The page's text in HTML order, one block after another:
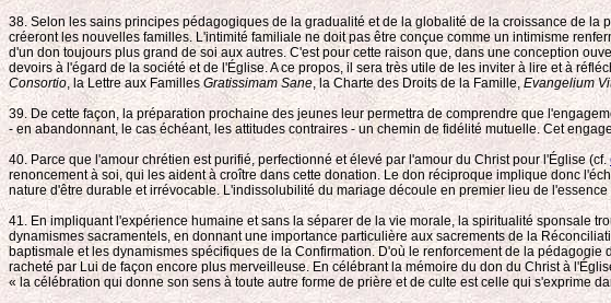
38. Selon les sains principes pédagogiques de la gradualité et de la globalité de la croissance de
créeront les nouvelles familles. L'intimité familiale ne doit pas être conçue comme un intimisme
d'un don toujours plus grand de soi aux autres. C'est pour cette raison que, dans une conception
devoirs à l'égard de la société et de l'Église. A ce propos, il sera très utile de les inviter à lire et à
Consortio, la Lettre aux FamillesGratissimam Sane, la Charte des Droits de la Famille, Evangelium
39. De cette façon, la préparation prochaine des jeunes leur permettra de comprendre que
- en abandonnant, le cas échéant, les attitudes contraires - un chemin de fidélité mutuelle. Cet
40. Parce que l'amour chrétien est purifié, perfectionné et élevé par l'amour du Christ pour l'Église (cf.
renoncement à soi, qui les aident à croître dans cette donation. Le don réciproque implique donc
nature d'être durable et irrévocable. L'indissolubilité du mariage découle en premier lieu de
41. En impliquant l'expérience humaine et sans la séparer de la vie morale, la spiritualité sponsale
dynamismes sacramentels, en donnant une importance particulière aux sacrements de la
baptismale et les dynamismes spécifiques de la Confirmation. D'où le renforcement de la
racheté par Lui de façon encore plus merveilleuse. En célébrant la mémoire du don du Christ à
« la célébration qui donne son sens à toute autre forme de prière et de culte est celle qui s'exprime